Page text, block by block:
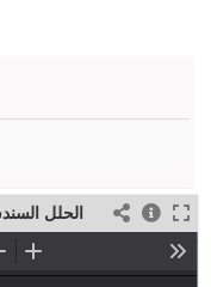
الحلل